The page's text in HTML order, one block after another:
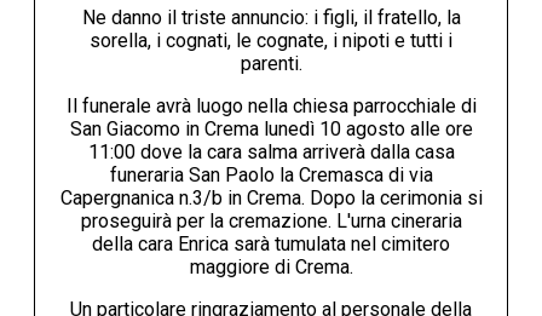
Ne danno il triste annuncio: i figli, il fratello, la
sorella, i cognati, le cognate, i nipoti e tutti i
parenti.
Il funerale avrà luogo nella chiesa parrocchiale di
San Giacomo in Crema lunedì 10 agosto alle ore
11:00 dove la cara salma arriverà dalla casa
funeraria San Paolo la Cremasca di via
Capergnanica n.3/b in Crema. Dopo la cerimonia si
proseguirà per la cremazione. L'urna cineraria
della cara Enrica sarà tumulata nel cimitero
maggiore di Crema.
Un particolare ringraziamento al personale della